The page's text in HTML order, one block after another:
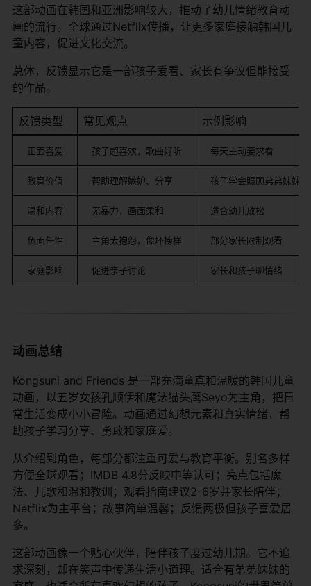
这部动画在韩国和亚洲影响较大，推动了幼儿情绪教育动
画的流行。全球通过Netflix传播，让更多家庭接触韩国儿
童内容，促进文化交流。
总体，反馈显示它是一部孩子爱看、家长有争议但能接受
的作品。
反馈类型 常见观点 示例影响
正面喜爱 孩子超喜欢，歌曲好听 每天主动要求看
教育价值 帮助理解嫉妒、分享 孩子学会照顾弟弟妹妹
温和内容 无暴力，画面柔和 适合幼儿放松
负面任性 主角太抱怨，像坏榜样 部分家长限制观看
家庭影响 促进亲子讨论 家长和孩子聊情绪
动画总结
Kongsuni and Friends 是一部充满童真和温暖的韩国儿童
动画，以五岁女孩孔顺伊和魔法猫头鹰Seyo为主角，把日
常生活变成小小冒险。动画通过幻想元素和真实情绪，帮
助孩子学习分享、勇敢和家庭爱。
从介绍到角色，每部分都注重可爱与教育平衡。别名多样
方便全球观看；IMDB 4.8分反映中等认可；亮点包括魔
法、儿歌和温和教训；观看指南建议2-6岁并家长陪伴；
Netflix为主平台；故事简单温馨；反馈两极但孩子喜爱居
多。
这部动画像一个贴心伙伴，陪伴孩子度过幼儿期。它不追
求深刻，却在笑声中传递生活小道理。适合有弟弟妹妹的